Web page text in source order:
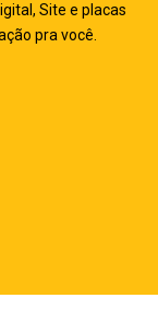
Site e placas
pra você.